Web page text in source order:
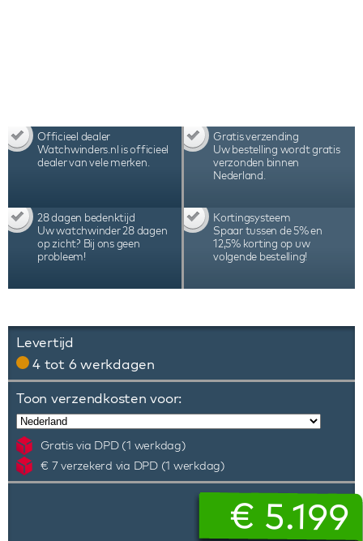
Officieel dealer
Watchwinders.nl is officieel
dealer van vele merken.
Gratis verzending
Uw bestelling wordt gratis
verzonden binnen
Nederland.
28 dagen bedenktijd
Uw watchwinder 28 dagen
op zicht? Bij ons geen
probleem!
Kortingsysteem
Spaar tussen de 5% en
12,5% korting op uw
volgende bestelling!
Levertijd
4 tot 6 werkdagen
Toon verzendkosten voor:
Gratis via DPD (1 werkdag)
€ 7 verzekerd via DPD (1 werkdag)
€ 5.199